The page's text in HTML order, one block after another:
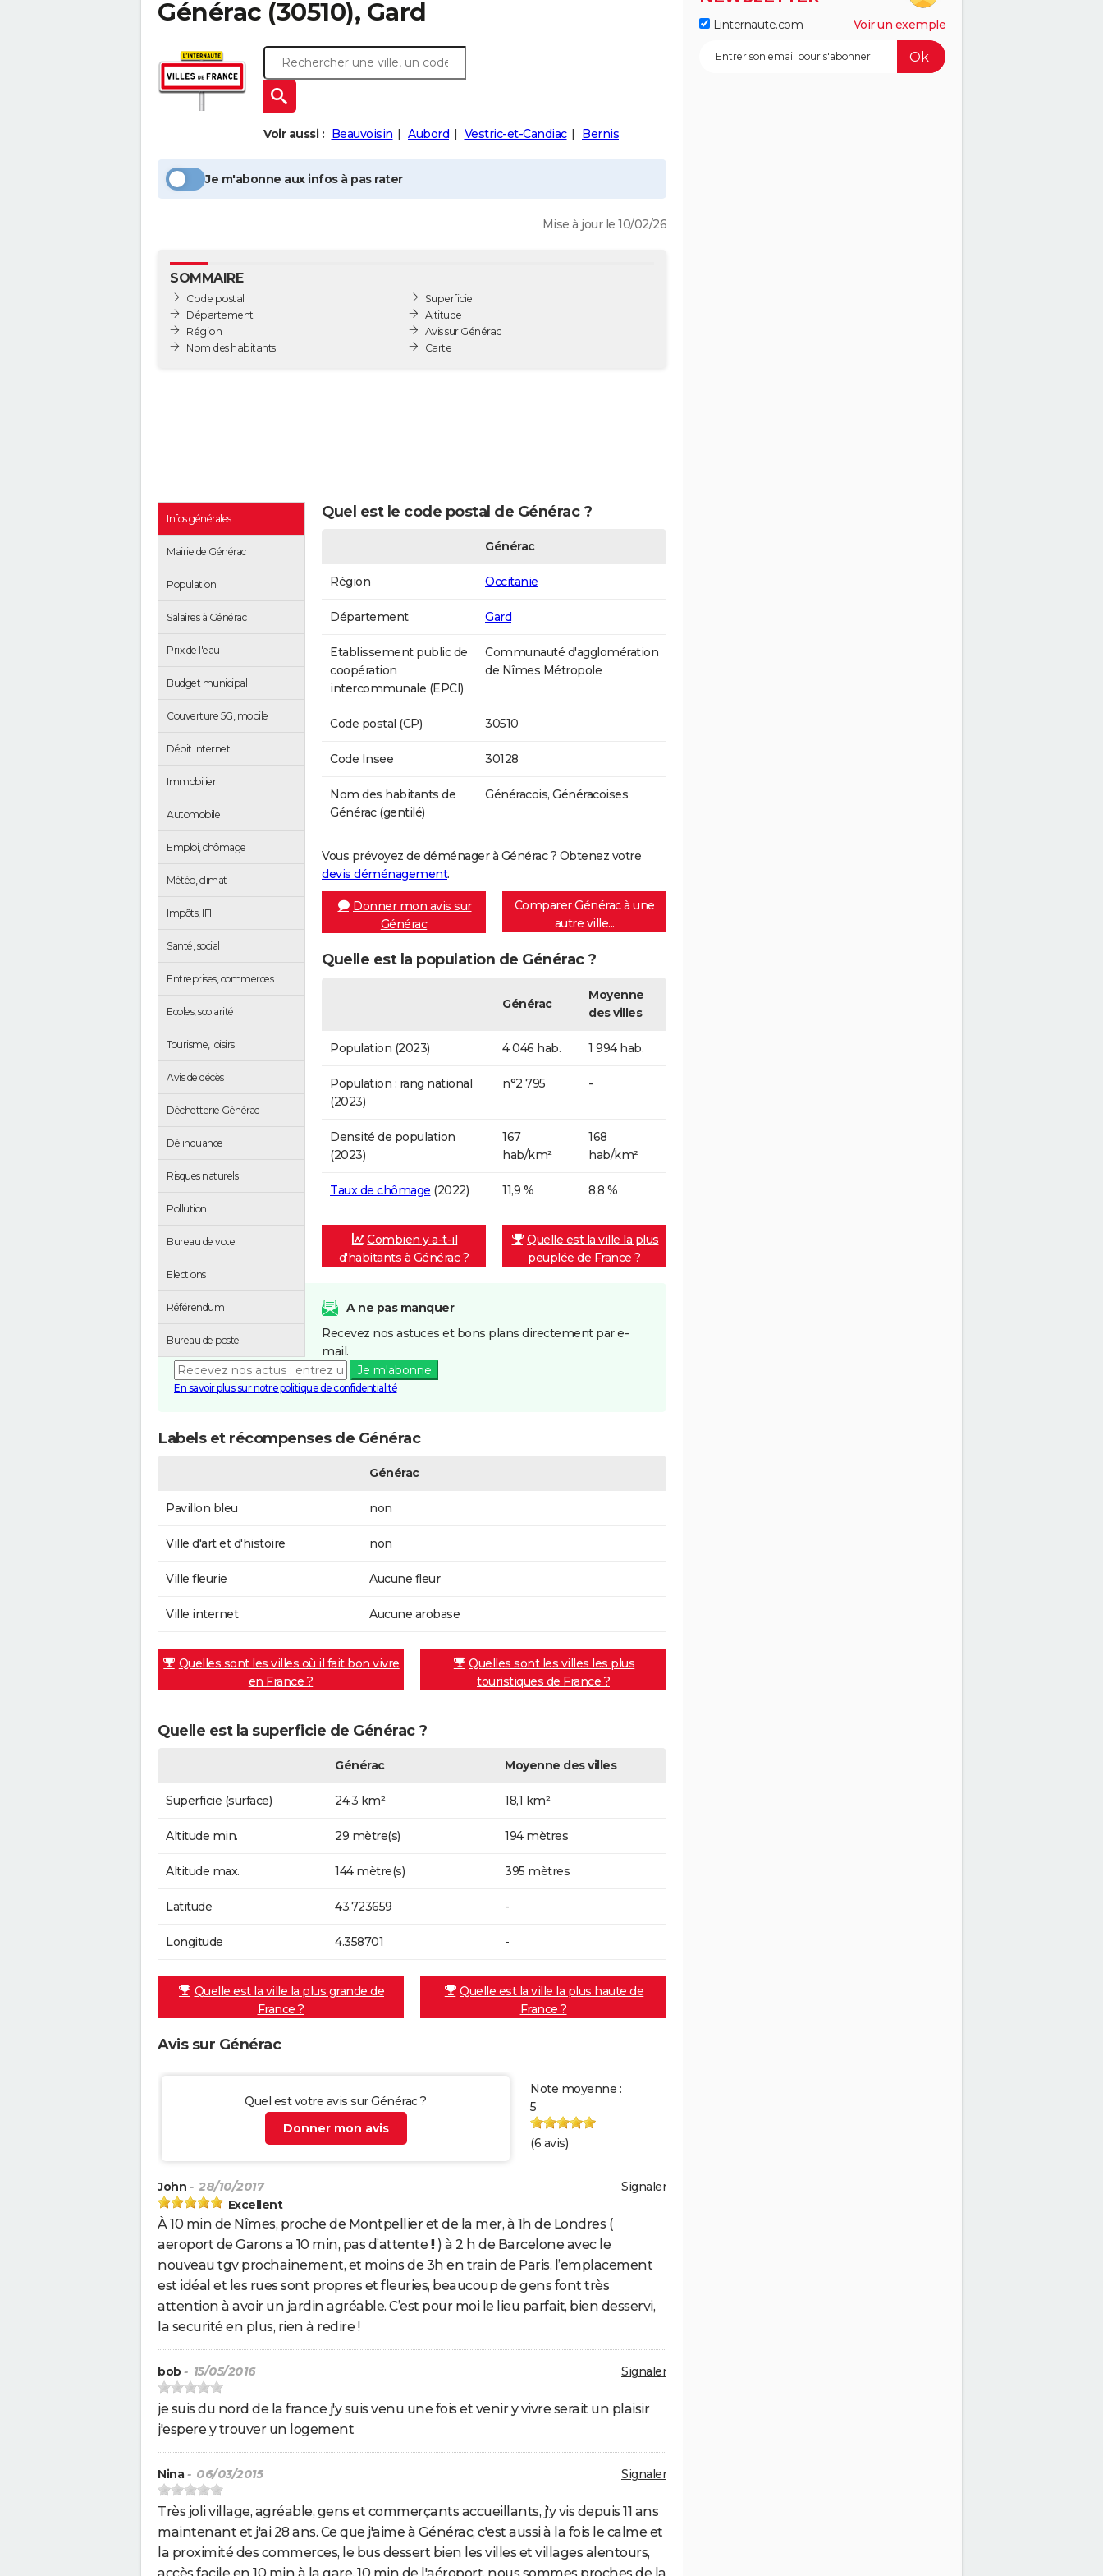
Générac (30510), Gard
Voir aussi : Beauvoisin Aubord Vestric-et-Candiac Bernis
Je m'abonne aux infos à pas rater
Mise à jour le 10/02/26
SOMMAIRE
Code postal
Département
Région
Nom des habitants
Superficie
Altitude
Avis sur Générac
Carte
Infos générales
Mairie de Générac
Population
Salaires à Générac
Prix de l'eau
Budget municipal
Couverture 5G, mobile
Débit Internet
Immobilier
Automobile
Emploi, chômage
Météo, climat
Impôts, IFI
Santé, social
Entreprises, commerces
Ecoles, scolarité
Tourisme, loisirs
Avis de décès
Déchetterie Générac
Délinquance
Risques naturels
Pollution
Bureau de vote
Elections
Référendum
Bureau de poste
Quel est le code postal de Générac ?
Générac
Région Occitanie
Département Gard
Etablissement public de
coopération
intercommunale (EPCI)
Communauté d'agglomération
de Nîmes Métropole
Code postal (CP) 30510
Code Insee 30128
Nom des habitants de
Générac (gentilé)
Généracois, Généracoises
Vous prévoyez de déménager à Générac ? Obtenez votre
devis déménagement.
Donner mon avis sur
Générac
Comparer Générac à une
autre ville...
Quelle est la population de Générac ?
Générac
Moyenne
des villes
Population (2023) 4 046 hab. 1 994 hab.
Population : rang national
(2023)
n°2 795 -
Densité de population
(2023)
167
hab/km²
168
hab/km²
Taux de chômage (2022) 11,9 % 8,8 %
Combien y a-t-il
d'habitants à Générac ?
Quelle est la ville la plus
peuplée de France ?
A ne pas manquer
Recevez nos astuces et bons plans directement par e-
mail.
Je m'abonne
En savoir plus sur notre politique de confidentialité
Labels et récompenses de Générac
Générac
Pavillon bleu non
Ville d'art et d'histoire non
Ville fleurie Aucune fleur
Ville internet Aucune arobase
Quelles sont les villes où il fait bon vivre
en France ?
Quelles sont les villes les plus
touristiques de France ?
Quelle est la superficie de Générac ?
Générac Moyenne des villes
Superficie (surface) 24,3 km² 18,1 km²
Altitude min. 29 mètre(s) 194 mètres
Altitude max. 144 mètre(s) 395 mètres
Latitude 43.723659 -
Longitude 4.358701 -
Quelle est la ville la plus grande de
France ?
Quelle est la ville la plus haute de
France ?
Avis sur Générac
Quel est votre avis sur Générac ?
Donner mon avis
Note moyenne :
5
(6 avis)
Signaler
John - 28/10/2017
Excellent
À 10 min de Nîmes, proche de Montpellier et de la mer, à 1h de Londres (
aeroport de Garons a 10 min, pas d’attente !! ) à 2 h de Barcelone avec le
nouveau tgv prochainement, et moins de 3h en train de Paris. l’emplacement
est idéal et les rues sont propres et fleuries, beaucoup de gens font très
attention à avoir un jardin agréable. C’est pour moi le lieu parfait, bien desservi,
la securité en plus, rien à redire !
Signaler
bob - 15/05/2016
je suis du nord de la france j'y suis venu une fois et venir y vivre serait un plaisir
j'espere y trouver un logement
Signaler
Nina - 06/03/2015
Très joli village, agréable, gens et commerçants accueillants, j'y vis depuis 11 ans
maintenant et j'ai 28 ans. Ce que j'aime à Générac, c'est aussi à la fois le calme et
la proximité des commerces, le bus dessert bien les villes et villages alentours,
Linternaute.com Voir un exemple